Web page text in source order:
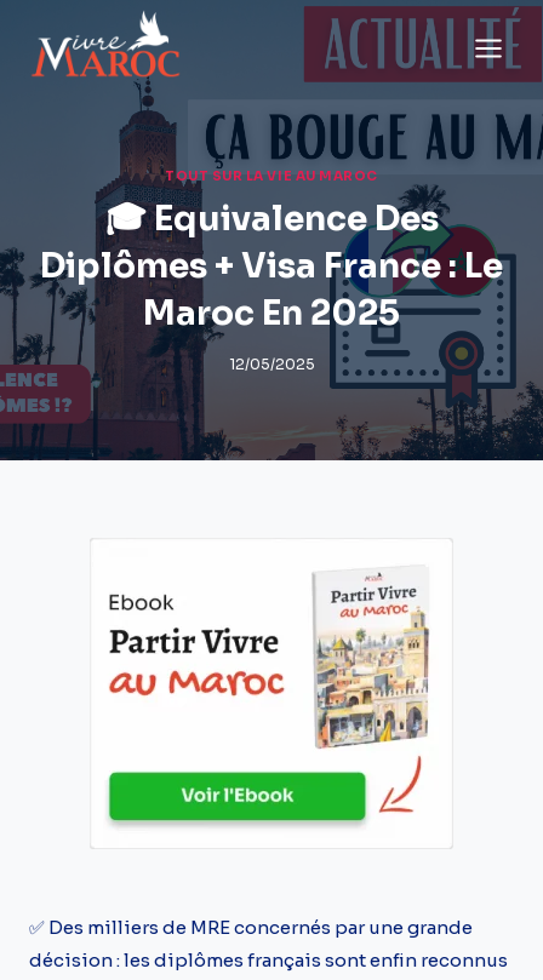
contenu
TOUT SUR LA VIE AU MAROC
🎓 Equivalence Des
Diplômes + Visa France : Le
Maroc En 2025
12/05/2025
✅ Des milliers de MRE concernés par une grande
décision : les diplômes français sont enfin reconnus